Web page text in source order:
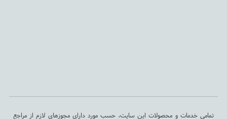
تمامی خدمات و محصولات این سایت، حسب مورد دارای مجوزهای لازم از مراجع